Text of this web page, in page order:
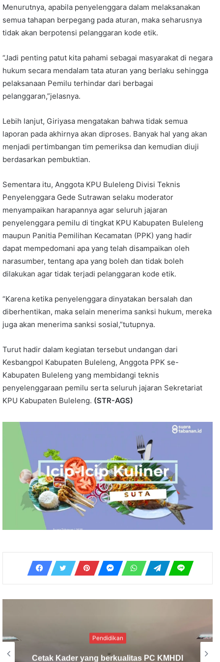
Menurutnya, apabila penyelenggara dalam melaksanakan
semua tahapan berpegang pada aturan, maka seharusnya
tidak akan berpotensi pelanggaran kode etik.
“Jadi penting patut kita pahami sebagai masyarakat di negara
hukum secara mendalam tata aturan yang berlaku sehingga
pelaksanaan Pemilu terhindar dari berbagai
pelanggaran,”jelasnya.
Lebih lanjut, Giriyasa mengatakan bahwa tidak semua
laporan pada akhirnya akan diproses. Banyak hal yang akan
menjadi pertimbangan tim pemeriksa dan kemudian diuji
berdasarkan pembuktian.
Sementara itu, Anggota KPU Buleleng Divisi Teknis
Penyelenggara Gede Sutrawan selaku moderator
menyampaikan harapannya agar seluruh jajaran
penyelenggara pemilu di tingkat KPU Kabupaten Buleleng
maupun Panitia Pemilihan Kecamatan (PPK) yang hadir
dapat mempedomani apa yang telah disampaikan oleh
narasumber, tentang apa yang boleh dan tidak boleh
dilakukan agar tidak terjadi pelanggaran kode etik.
“Karena ketika penyelenggara dinyatakan bersalah dan
diberhentikan, maka selain menerima sanksi hukum, mereka
juga akan menerima sanksi sosial,”tutupnya.
Turut hadir dalam kegiatan tersebut undangan dari
Kesbangpol Kabupaten Buleleng, Anggota PPK se-
Kabupaten Buleleng yang membidangi teknis
penyelenggaraan pemilu serta seluruh jajaran Sekretariat
KPU Kabupaten Buleleng. (STR-AGS)
Sosial
Solidaritas Pemuda Hindu: Bantuan MCK